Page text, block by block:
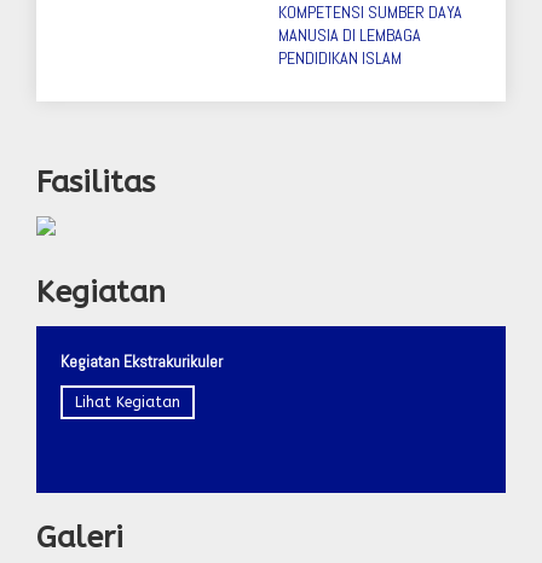
KOMPETENSI SUMBER DAYA
MANUSIA DI LEMBAGA
PENDIDIKAN ISLAM
Fasilitas
Kegiatan
Kegiatan Ekstrakurikuler
Lihat Kegiatan
Galeri